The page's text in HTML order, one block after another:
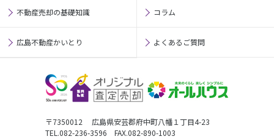
不動産売却の基礎知識 コラム
広島不動産かいとり よくあるご質問
〒7350012 広島県安芸郡府中町八幡１丁目4-23
TEL.082-236-3596 FAX.082-890-1003